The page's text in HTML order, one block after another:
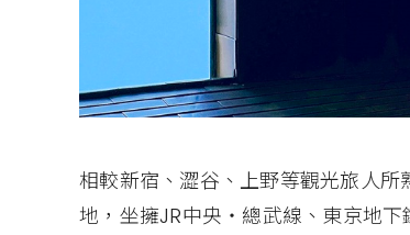
相較新宿、澀谷、上野等觀光旅人
地，坐擁JR中央‧總武線、東京地